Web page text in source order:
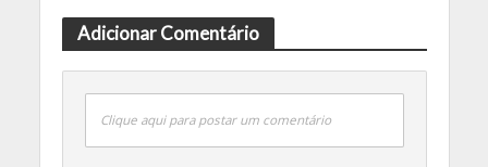
Adicionar Comentário
Clique aqui para postar um comentário